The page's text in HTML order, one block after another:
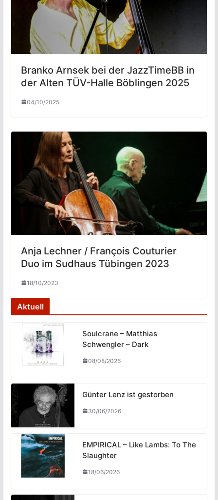
Branko Arnsek bei der JazzTimeBB in
der Alten TÜV-Halle Böblingen 2025
04/10/2025
Anja Lechner / François Couturier
Duo im Sudhaus Tübingen 2023
18/10/2023
Aktuell
Soulcrane – Matthias
Schwengler – Dark
08/08/2026
Günter Lenz ist gestorben
30/06/2026
EMPIRICAL – Like Lambs: To The
Slaughter
18/06/2026